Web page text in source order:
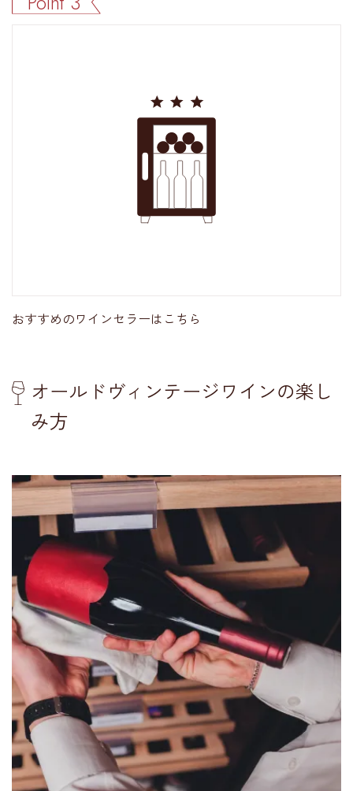
おすすめのワインセラーはこちら
オールドヴィンテージワインの楽し
み方